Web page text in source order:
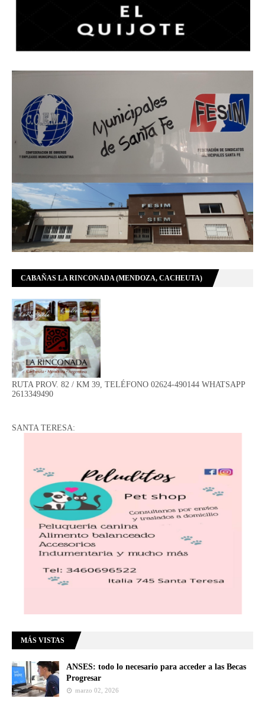
CABAÑAS LA RINCONADA (MENDOZA, CACHEUTA)
RUTA PROV. 82 / KM 39, TELÉFONO 02624-490144 WHATSAPP
2613349490
SANTA TERESA:
MÁS VISTAS
ANSES: todo lo necesario para acceder a las Becas
Progresar
marzo 02, 2026